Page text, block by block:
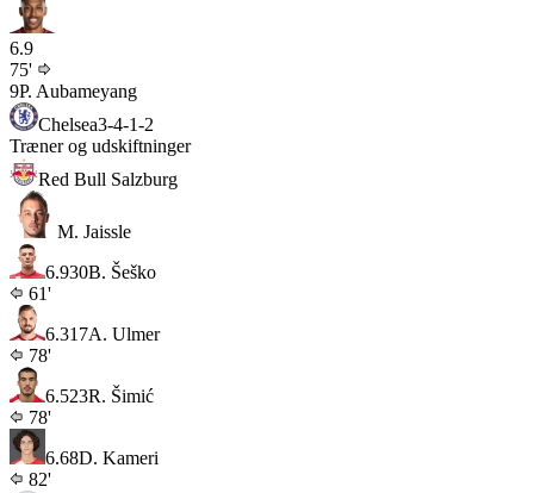
6.9
75'
9P. Aubameyang
Chelsea3-4-1-2
Træner og udskiftninger
Red Bull Salzburg
M. Jaissle
6.930B. Šeško
61'
6.317A. Ulmer
78'
6.523R. Šimić
78'
6.68D. Kameri
82'